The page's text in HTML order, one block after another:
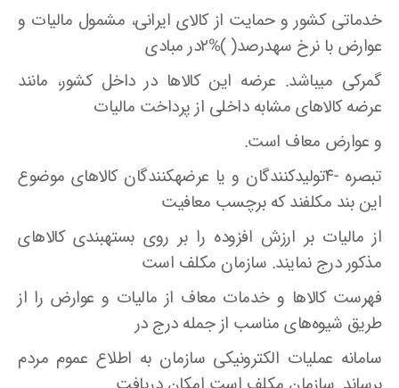
خدماتی کشور و حمایت از کالای ایرانی، مشمول مالیات و
عوارض با نرخ سهدرصد( )%۲در مبادی
گمرکی میباشد. عرضه این کالاها در داخل کشور، مانند
عرضه کالا‌های مشابه داخلی از پرداخت مالیات
و عوارض معاف است.
تبصره -۴تولیدکنندگان و یا عرضهکنندگان کالا‌های موضوع
این بند مکلفند که برچسب معافیت
از مالیات بر ارزش افزوده را بر روی بستهبندی کالا‌های
مذکور درج نمایند. سازمان مکلف است
فهرست کالاها و خدمات معاف از مالیات و عوارض را از
طریق شیوه‌های مناسب از جمله درج در
سامانه عملیات الکترونیکی سازمان به اطلاع عموم مردم